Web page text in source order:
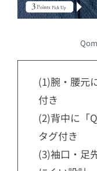
(1)腕・腰元
付き
(2)背中に「
タグ付き
(3)袖口・足